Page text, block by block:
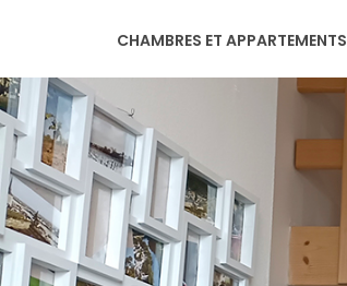
CHAMBRES ET APPARTEMENTS